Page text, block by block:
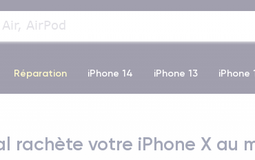
Réparation iPhone 14 iPhone 13 iPhone
rachète votre iPhone X au